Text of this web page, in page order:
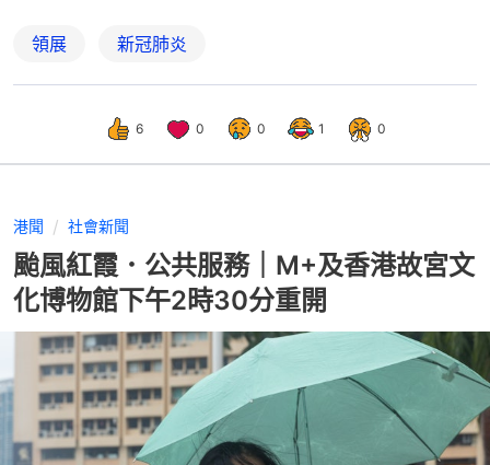
領展 新冠肺炎
6 0 0 1 0
港聞 社會新聞
颱風紅霞．公共服務｜M+及香港故宮文
化博物館下午2時30分重開